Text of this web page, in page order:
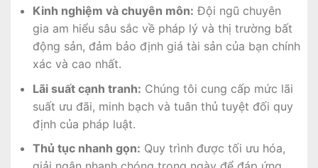
Kinh nghiệm và chuyên môn: Đội ngũ chuyên
gia am hiểu sâu sắc về pháp lý và thị trường bất
động sản, đảm bảo định giá tài sản của bạn chính
xác và cao nhất.
Lãi suất cạnh tranh: Chúng tôi cung cấp mức lãi
suất ưu đãi, minh bạch và tuân thủ tuyệt đối quy
định của pháp luật.
Thủ tục nhanh gọn: Quy trình được tối ưu hóa,